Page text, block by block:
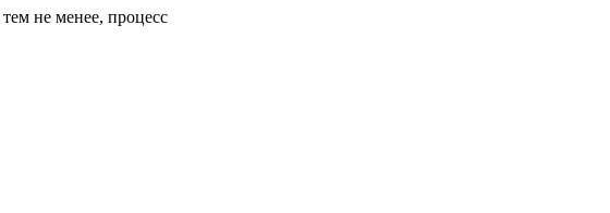
не менее, процесс